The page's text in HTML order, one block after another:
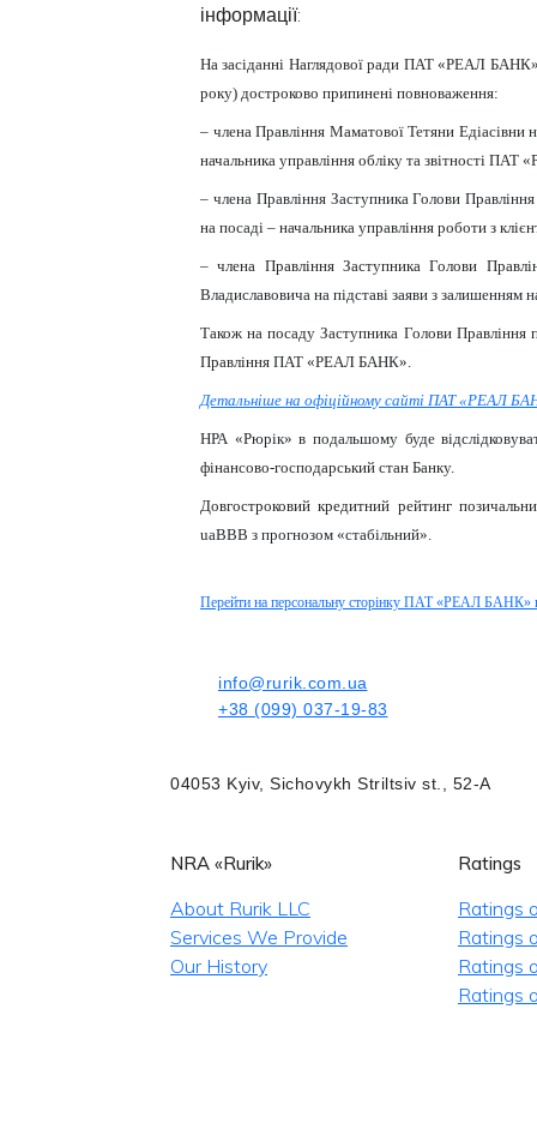
інформації:
На засіданні Наглядової ради ПАТ «РЕАЛ
року) достроково припинені повноваження:
– члена Правління Маматової Тетяни Едіасівни
начальника управління обліку та звітності
– члена Правління Заступника Голови
на посаді – начальника управління роботи з
– члена Правління Заступника Голови
Владиславовича на підставі заяви з
Також на посаду Заступника Голови
Правління ПАТ «РЕАЛ БАНК».
Детальніше на офіційному сайті ПАТ «РЕАЛ
НРА «Рюрік» в подальшому буде
фінансово-господарський стан Банку.
Довгостроковий кредитний рейтинг
uaBBB з прогнозом «стабільний».
Перейти на персональну сторінку ПАТ «РЕАЛ БАНК»
info@rurik.com.ua
+38 (099) 037-19-83
04053 Kyiv, Sichovykh Striltsiv st., 52-A
NRA «Rurik»
About Rurik LLC
Services We Provide
Our History
Ratings
Ratings
Ratings
Ratings
Ratings